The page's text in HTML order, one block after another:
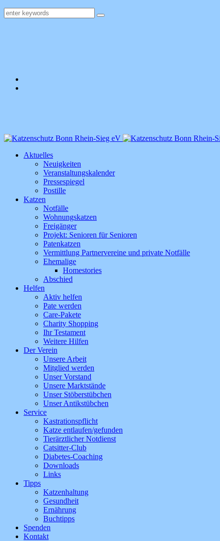
Aktuelles
Neuigkeiten
Veranstaltungskalender
Pressespiegel
Postille
Katzen
Notfälle
Wohnungskatzen
Freigänger
Projekt: Senioren für Senioren
Patenkatzen
Vermittlung Partnervereine und private Notfälle
Ehemalige
Homestories
Abschied
Helfen
Aktiv helfen
Pate werden
Care-Pakete
Charity Shopping
Ihr Testament
Weitere Hilfen
Der Verein
Unsere Arbeit
Mitglied werden
Unser Vorstand
Unsere Marktstände
Unser Stöberstübchen
Unser Antikstübchen
Service
Kastrationspflicht
Katze entlaufen/gefunden
Tierärztlicher Notdienst
Catsitter-Club
Diabetes-Coaching
Downloads
Links
Tipps
Katzenhaltung
Gesundheit
Ernährung
Buchtipps
Spenden
Kontakt